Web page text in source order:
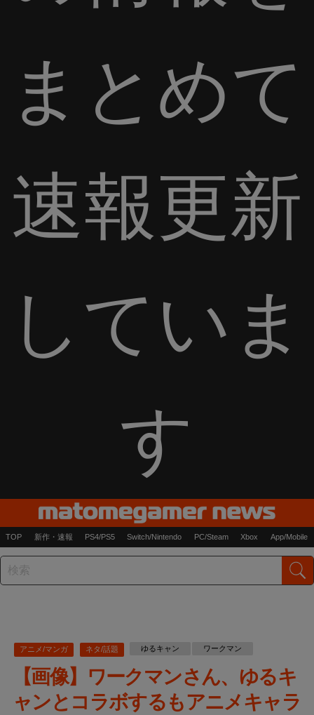
まとめて
速報更新
していま
す
TOP 新作・速報 PS4/PS5 Switch/Nintendo PC/Steam Xbox App/Mobile
アニメ/マンガ ネタ/話題 ゆるキャン ワークマン
【画像】ワークマンさん、ゆるキ
ャンとコラボするもアニメキャラ